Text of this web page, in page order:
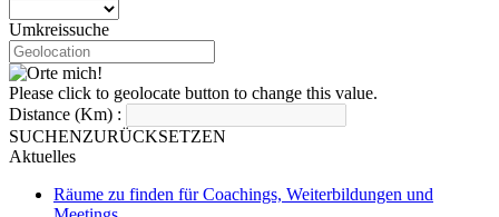
Umkreissuche
Please click to geolocate button to change this value.
Distance (Km) :
SUCHENZURÜCKSETZEN
Aktuelles
Räume zu finden für Coachings, Weiterbildungen und